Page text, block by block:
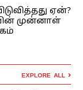
ஏன்?
முன்னாள்
EXPLORE ALL